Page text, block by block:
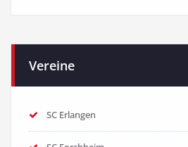
Vereine
SC Erlangen